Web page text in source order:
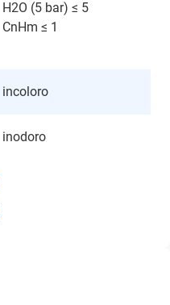
H2O (5 bar) ≤ 5
CnHm ≤ 1
incoloro
inodoro